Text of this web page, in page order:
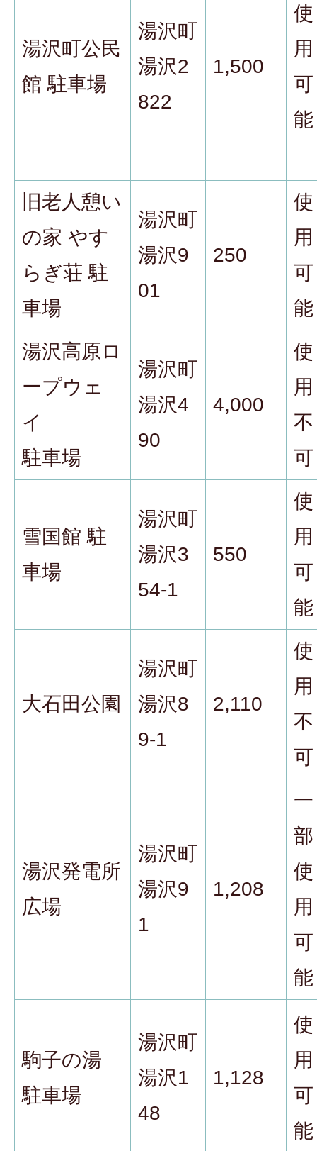
湯沢町公民
館 駐車場
湯沢町
湯沢2
822
1,500
使
用
可
能
旧老人憩い
の家 やす
らぎ荘 駐
車場
湯沢町
湯沢9
01
250
使
用
可
能
湯沢高原ロ
ープウェ
イ
駐車場
湯沢町
湯沢4
90
4,000
使
用
不
可
雪国館 駐
車場
湯沢町
湯沢3
54-1
550
使
用
可
能
大石田公園
湯沢町
湯沢8
9-1
2,110
使
用
不
可
湯沢発電所
広場
湯沢町
湯沢9
1
1,208
一
部
使
用
可
能
駒子の湯
駐車場
湯沢町
湯沢1
48
1,128
使
用
可
能